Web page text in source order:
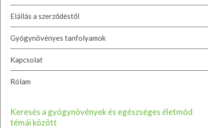
Elállás a szerződéstől
Gyógynövényes tanfolyamok
Kapcsolat
Rólam
Keresés a gyógynövények és egészséges életmód
témái között